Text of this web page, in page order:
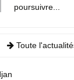
poursuivre...
Toute